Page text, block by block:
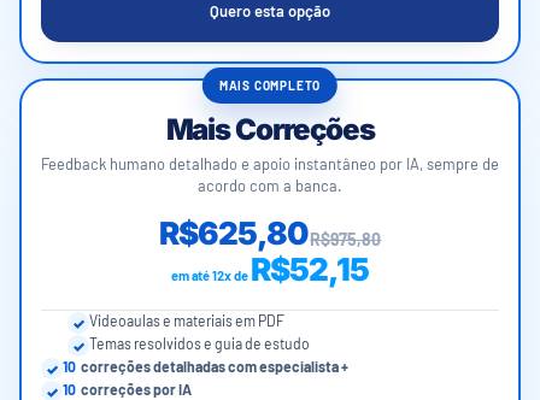
Quero esta opção
MAIS COMPLETO
Mais Correções
Feedback humano detalhado e apoio instantâneo por IA, sempre de
acordo com a banca.
R$625,80R$975,80
em até 12x de R$52,15
Videoaulas e materiais em PDF
Temas resolvidos e guia de estudo
10 correções detalhadas com especialista +
10 correções por IA